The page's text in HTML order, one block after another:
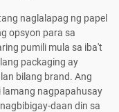
naglalapag ng papel
opsyon para sa
pumili mula sa iba't
packaging ay
bilang brand. Ang
nagpapahusay
daan din sa